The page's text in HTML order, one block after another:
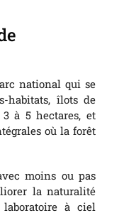
national qui se
habitats, îlots de
à 5 hectares, et
où la forêt
moins ou pas
la naturalité
à ciel